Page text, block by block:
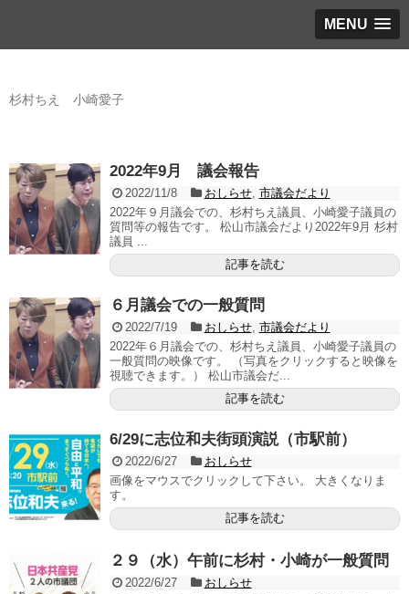
MENU
杉村ちえ 小崎愛子
2022年9月 議会報告
2022/11/8 おしらせ, 市議会だより
2022年９月議会での、杉村ちえ議員、小崎愛子議員の
質問等の報告です。 松山市議会だより2022年9月 杉村
議員 ...
記事を読む
６月議会での一般質問
2022/7/19 おしらせ, 市議会だより
2022年６月議会での、杉村ちえ議員、小崎愛子議員の
一般質問の映像です。 （写真をクリックすると映像を
視聴できます。） 松山市議会だ...
記事を読む
6/29に志位和夫街頭演説（市駅前）
2022/6/27
おしらせ
画像をマウスでクリックして下さい。 大きくなりま
す。
記事を読む
２９（水）午前に杉村・小崎が一般質問
2022/6/27
おしらせ